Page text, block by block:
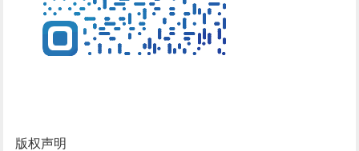
版权声明